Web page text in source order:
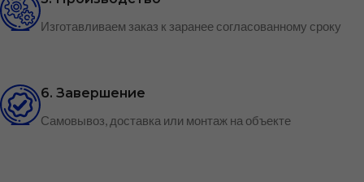
Изготавливаем заказ к заранее согласованному сроку
6. Завершение
Самовывоз, доставка или монтаж на объекте